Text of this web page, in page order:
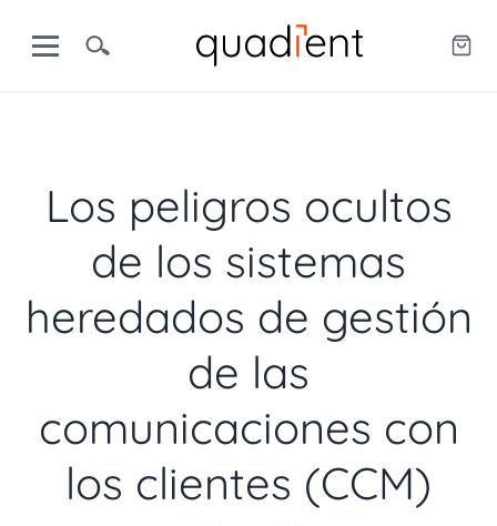
Los peligros ocultos
de los sistemas
heredados de gestión
de las
comunicaciones con
los clientes (CCM)